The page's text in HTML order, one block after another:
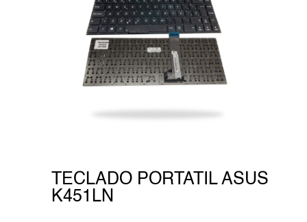
TECLADO PORTATIL ASUS
K451LN